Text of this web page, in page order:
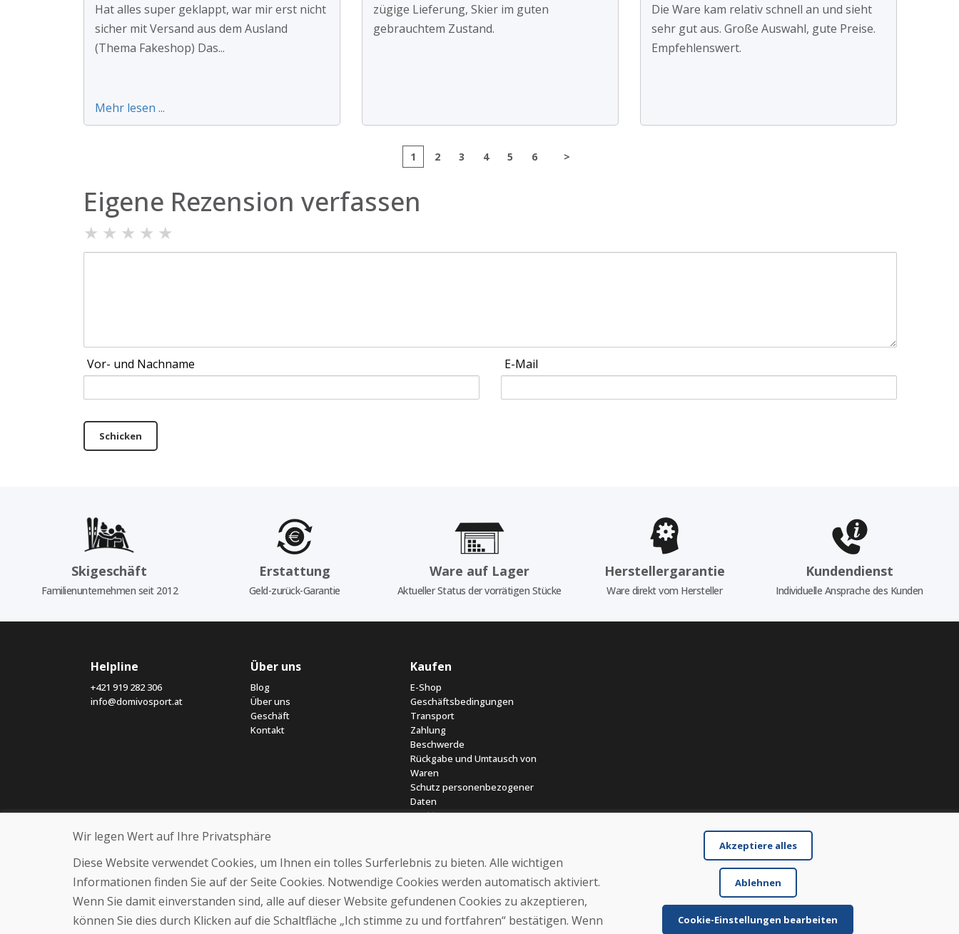
Hat alles super geklappt, war mir erst nicht
sicher mit Versand aus dem Ausland
(Thema Fakeshop) Das...
Mehr lesen ...
zügige Lieferung, Skier im guten
gebrauchtem Zustand.
Die Ware kam relativ schnell an und sieht
sehr gut aus. Große Auswahl, gute Preise.
Empfehlenswert.
1 2 3 4 5 6 >
Eigene Rezension verfassen
★ ★ ★ ★ ★
Vor- und Nachname E-Mail
Schicken
Skigeschäft
Familienunternehmen seit 2012
Erstattung
Geld-zurück-Garantie
Ware auf Lager
Aktueller Status der vorrätigen Stücke
Herstellergarantie
Ware direkt vom Hersteller
Kundendienst
Individuelle Ansprache des Kunden
Helpline
+421 919 282 306
info@domivosport.at
Über uns
Blog
Über uns
Geschäft
Kontakt
Kaufen
E-Shop
Geschäftsbedingungen
Transport
Zahlung
Beschwerde
Rückgabe und Umtausch von
Waren
Schutz personenbezogener
Daten
Cookies
Wir legen Wert auf Ihre Privatsphäre
Diese Website verwendet Cookies, um Ihnen ein tolles Surferlebnis zu bieten. Alle wichtigen
Informationen finden Sie auf der Seite Cookies. Notwendige Cookies werden automatisch aktiviert.
Wenn Sie damit einverstanden sind, alle auf dieser Website gefundenen Cookies zu akzeptieren,
können Sie dies durch Klicken auf die Schaltfläche „Ich stimme zu und fortfahren“ bestätigen. Wenn
Akzeptiere alles
Ablehnen
Cookie-Einstellungen bearbeiten